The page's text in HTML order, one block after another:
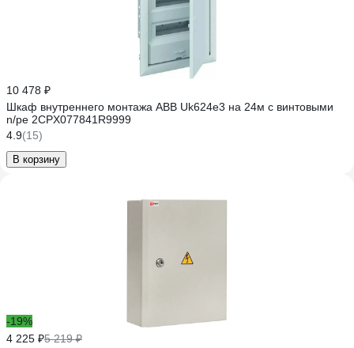
10 478 ₽
Шкаф внутреннего монтажа ABB Uk624e3 на 24м с винтовыми
n/pe 2CPX077841R9999
4.9(15)
В корзину
-19%
4 225 ₽5 219 ₽